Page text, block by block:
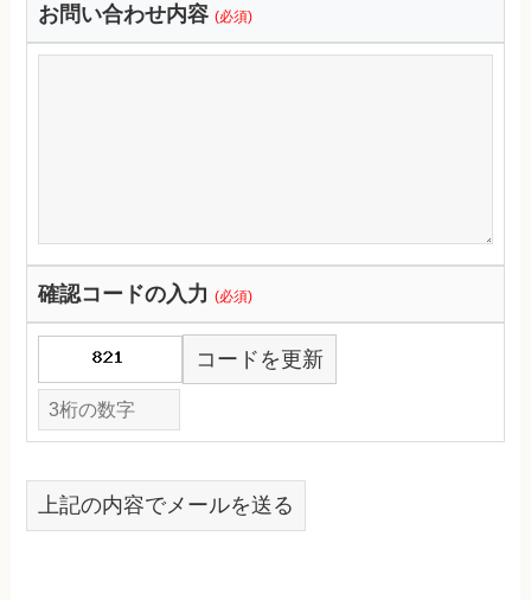
お問い合わせ内容 (必須)
確認コードの入力(必須)
コードを更新
上記の内容でメールを送る